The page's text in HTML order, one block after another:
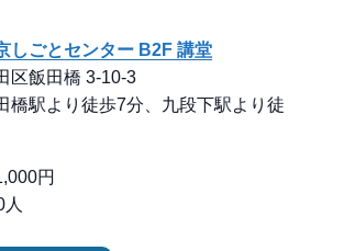
しごとセンター B2F 講堂
区飯田橋 3-10-3
駅より徒歩7分、九段下駅より徒
円